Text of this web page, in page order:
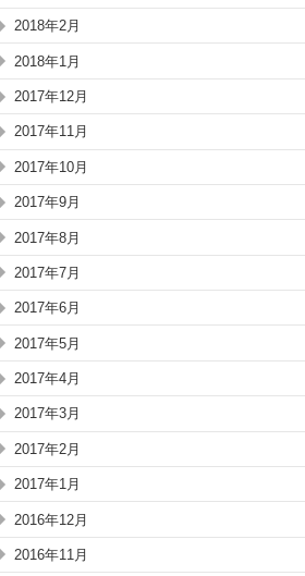
2018年2月
2018年1月
2017年12月
2017年11月
2017年10月
2017年9月
2017年8月
2017年7月
2017年6月
2017年5月
2017年4月
2017年3月
2017年2月
2017年1月
2016年12月
2016年11月